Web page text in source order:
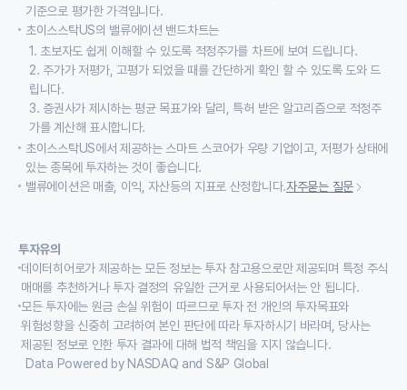
기준으로 평가한 가격입니다.
초이스스탁US의 밸류에이션 밴드차트는
1. 초보자도 쉽게 이해할 수 있도록 적정주가를 차트에 보여 드립니다.
2. 주가가 저평가, 고평가 되었을 때를 간단하게 확인 할 수 있도록 도와 드
립니다.
3. 증권사가 제시하는 평균 목표가와 달리, 특허 받은 알고리즘으로 적정주
가를 계산해 표시합니다.
초이스스탁US에서 제공하는 스마트 스코어가 우량 기업이고, 저평가 상태에
있는 종목에 투자하는 것이 좋습니다.
밸류에이션은 매출, 이익, 자산등의 지표로 산정합니다.자주묻는 질문
투자유의
데이터히어로가 제공하는 모든 정보는 투자 참고용으로만 제공되며 특정 주식
매매를 추천하거나 투자 결정의 유일한 근거로 사용되어서는 안 됩니다.
모든 투자에는 원금 손실 위험이 따르므로 투자 전 개인의 투자목표와
위험성향을 신중히 고려하여 본인 판단에 따라 투자하시기 바라며, 당사는
제공된 정보로 인한 투자 결과에 대해 법적 책임을 지지 않습니다.
Data Powered by NASDAQ and S&P Global